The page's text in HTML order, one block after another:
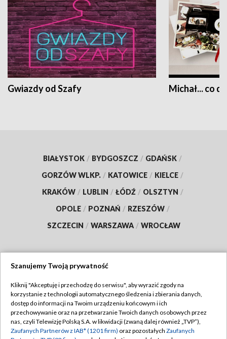
Gwiazdy od Szafy Michał... co
BIAŁYSTOK / BYDGOSZCZ / GDAŃSK /
GORZÓW WLKP. / KATOWICE / KIELCE /
KRAKÓW / LUBLIN / ŁÓDŹ / OLSZTYN /
OPOLE / POZNAŃ / RZESZÓW /
SZCZECIN / WARSZAWA / WROCŁAW
TVP
Abonament TVP
Emisja w TVP
Regulamin TVP
Polityka prywatności
Szanujemy Twoją prywatność
Kliknij "Akceptuję i przechodzę do serwisu", aby wyrazić zgody na
korzystanie z technologii automatycznego śledzenia i zbierania danych,
dostęp do informacji na Twoim urządzeniu końcowym i ich
przechowywanie oraz na przetwarzanie Twoich danych osobowych przez
nas, czyli Telewizję Polską S.A. w likwidacji (zwaną dalej również „TVP”),
Zaufanych Partnerów z IAB* (1201 firm) oraz pozostałych Zaufanych